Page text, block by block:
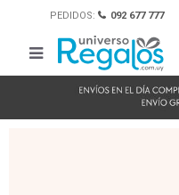
PEDIDOS: 092 677 777
